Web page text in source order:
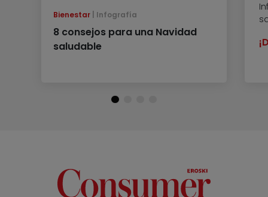
Bienestar Infografía
8 consejos para una Navidad
saludable